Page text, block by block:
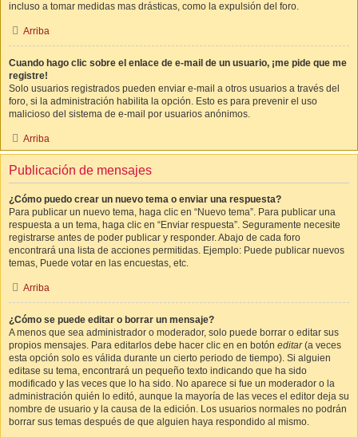
incluso a tomar medidas mas drásticas, como la expulsión del foro.
Arriba
Cuando hago clic sobre el enlace de e-mail de un usuario, ¡me pide que me
registre!
Solo usuarios registrados pueden enviar e-mail a otros usuarios a través del
foro, si la administración habilita la opción. Esto es para prevenir el uso
malicioso del sistema de e-mail por usuarios anónimos.
Arriba
Publicación de mensajes
¿Cómo puedo crear un nuevo tema o enviar una respuesta?
Para publicar un nuevo tema, haga clic en “Nuevo tema”. Para publicar una
respuesta a un tema, haga clic en “Enviar respuesta”. Seguramente necesite
registrarse antes de poder publicar y responder. Abajo de cada foro
encontrará una lista de acciones permitidas. Ejemplo: Puede publicar nuevos
temas, Puede votar en las encuestas, etc.
Arriba
¿Cómo se puede editar o borrar un mensaje?
A menos que sea administrador o moderador, solo puede borrar o editar sus
propios mensajes. Para editarlos debe hacer clic en en botón editar(a veces
esta opción solo es válida durante un cierto periodo de tiempo). Si alguien
editase su tema, encontrará un pequeño texto indicando que ha sido
modificado y las veces que lo ha sido. No aparece si fue un moderador o la
administración quién lo editó, aunque la mayoría de las veces el editor deja su
nombre de usuario y la causa de la edición. Los usuarios normales no podrán
borrar sus temas después de que alguien haya respondido al mismo.